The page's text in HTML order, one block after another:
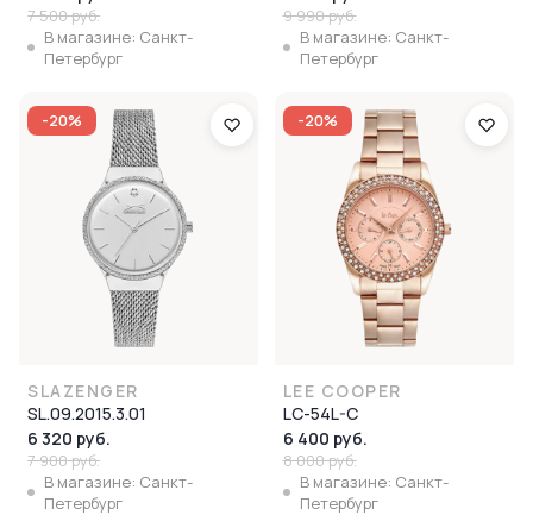
7 500 руб.
В магазине: Санкт-
Петербург
9 990 руб.
В магазине: Санкт-
Петербург
-20%
SLAZENGER
SL.09.2015.3.01
6 320 руб.
7 900 руб.
В магазине: Санкт-
Петербург
-20%
LEE COOPER
LC-54L-C
6 400 руб.
8 000 руб.
В магазине: Санкт-
Петербург